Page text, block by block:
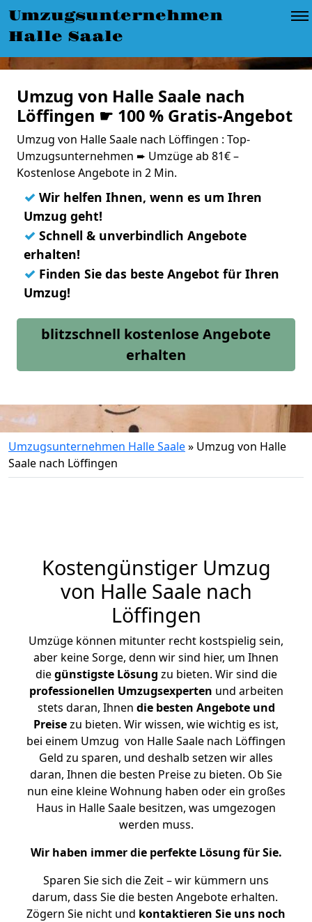
Umzugsunternehmen
Halle Saale
Umzug von Halle Saale nach
Löffingen ☛ 100 % Gratis-Angebot
Umzug von Halle Saale nach Löffingen : Top-
Umzugsunternehmen ➨ Umzüge ab 81€ –
Kostenlose Angebote in 2 Min.
✓ Wir helfen Ihnen, wenn es um Ihren
Umzug geht!
✓ Schnell & unverbindlich Angebote
erhalten!
✓ Finden Sie das beste Angebot für Ihren
Umzug!
blitzschnell kostenlose Angebote
erhalten
Umzugsunternehmen Halle Saale» Umzug von Halle
Saale nach Löffingen
Kostengünstiger Umzug
von Halle Saale nach
Löffingen
Umzüge können mitunter recht kostspielig sein,
aber keine Sorge, denn wir sind hier, um Ihnen
diegünstigste Lösung zu bieten. Wir sind die
professionellen Umzugsexperten und arbeiten
stets daran, Ihnen die besten Angebote und
Preisezu bieten. Wir wissen, wie wichtig es ist,
bei einem Umzug von Halle Saale nach Löffingen
Geld zu sparen, und deshalb setzen wir alles
daran, Ihnen die besten Preise zu bieten. Ob Sie
nun eine kleine Wohnung haben oder ein großes
Haus in Halle Saale besitzen, was umgezogen
werden muss.
Wir haben immer die perfekte Lösung für Sie.
Sparen Sie sich die Zeit – wir kümmern uns
darum, dass Sie die besten Angebote erhalten.
Zögern Sie nicht und kontaktieren Sie uns noch